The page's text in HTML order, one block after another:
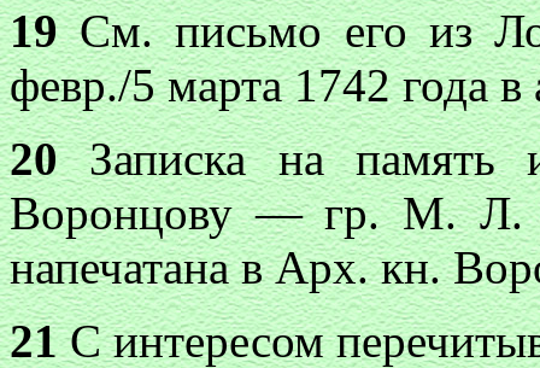
19См. письмо его из
февр./5 марта 1742 года
20Записка на память
Воронцову — гр. М. Л.
напечатана в Арх. кн.
21С интересом